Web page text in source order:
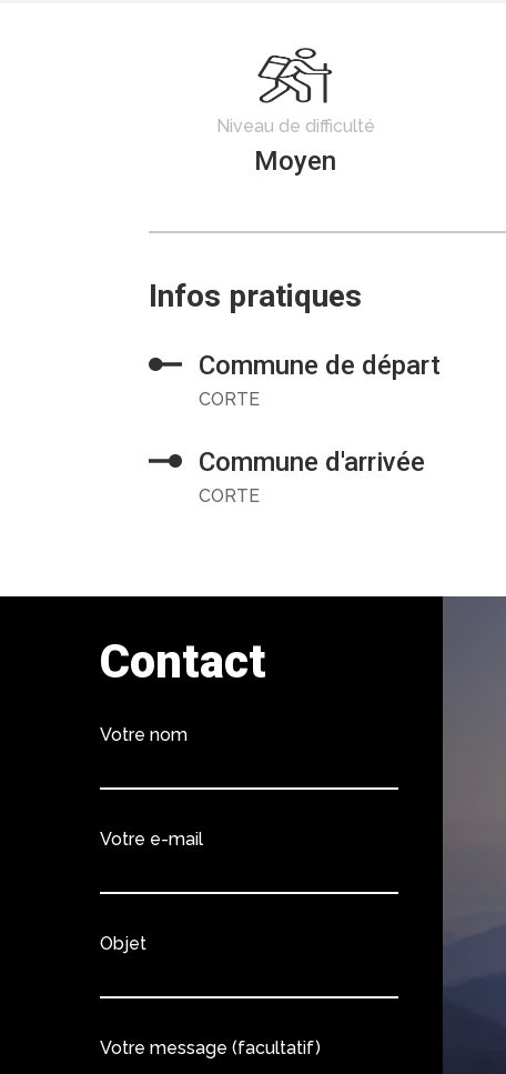
Niveau de difficulté
Moyen
Infos pratiques
Commune de départ
CORTE
Commune d'arrivée
CORTE
Contact
Votre nom
Votre e-mail
Objet
Votre message (facultatif)